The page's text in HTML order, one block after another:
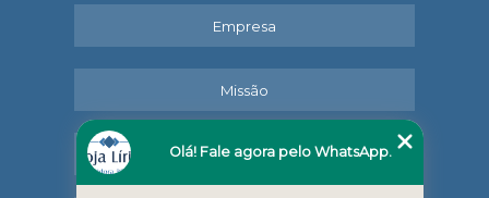
Empresa
Missão
Serviços
Olá! Fale agora pelo WhatsApp.